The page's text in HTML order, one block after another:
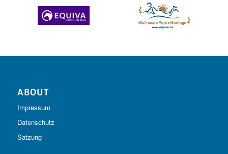
ABOUT
Impressum
Datenschutz
Satzung